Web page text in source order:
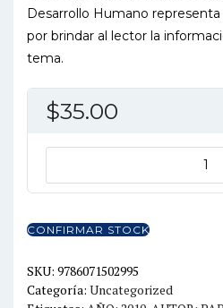
Desarrollo Humano
por brindar al lector la
tema.
$35.00
cantidad
CONFIRMAR STOCK
SKU: 9786071502995
Categoría: Uncategorized